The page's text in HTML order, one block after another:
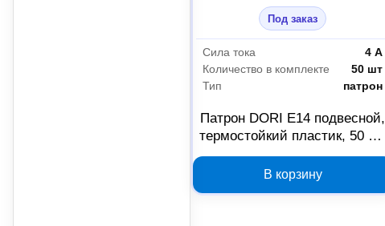
Под заказ
Сила тока
4 А
Количество в комплекте
50 шт
Тип
патрон
Патрон DORI E14 подвесной,
термостойкий пластик, 50 шт
1041214
В корзину